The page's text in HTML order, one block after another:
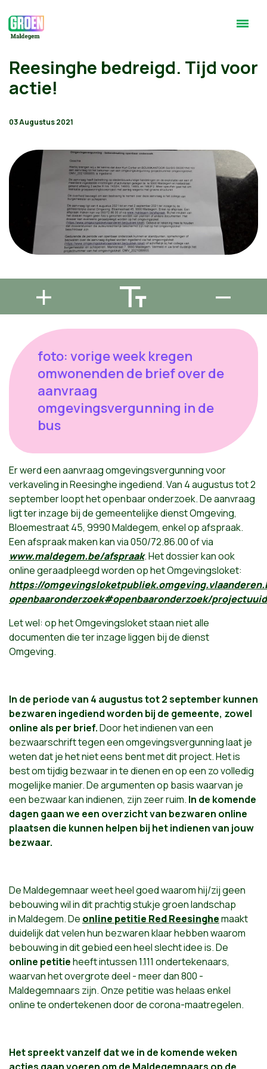
Reesinghe bedreigd. Tijd voor
actie!
03 Augustus 2021
foto: vorige week kregen
omwonenden de brief over de
aanvraag
omgevingsvergunning in de
bus
Er werd een aanvraag omgevingsvergunning voor
verkaveling in Reesinghe ingediend. Van 4 augustus tot 2
september loopt het openbaar onderzoek. De aanvraag
ligt ter inzage bij de gemeentelijke dienst Omgeving,
Bloemestraat 45, 9990 Maldegem, enkel op afspraak.
Een afspraak maken kan via 050/72.86.00 of via
www.maldegem.be/afspraak. Het dossier kan ook
online geraadpleegd worden op het Omgevingsloket:
https://
openbaaronderzoek#openbaaronderzoek/
Let wel: op het Omgevingsloket staan niet alle
documenten die ter inzage liggen bij de dienst
Omgeving.
In de periode van 4 augustus tot 2 september kunnen
bezwaren ingediend worden bij de gemeente, zowel
online als per brief.Door het indienen van een
bezwaarschrift tegen een omgevingsvergunninglaat je
weten dat je het niet eens bent met dit project. Het is
best om tijdig bezwaar in te dienen en op een zo volledig
mogelijke manier. De argumenten op basis waarvan je
een bezwaar kan indienen, zijn zeer ruim. In de komende
dagen gaan we een overzicht van bezwaren online
plaatsen die kunnen helpen bij het indienen van jouw
bezwaar.
De Maldegemnaar weet heel goed waarom hij/zij geen
bebouwing wil in dit prachtig stukje groen landschap
in Maldegem. De online petitie Red Reesinghemaakt
duidelijk dat velen hun bezwaren klaar hebben waarom
bebouwing in dit gebied een heel slecht idee is. De
online petitieheeft intussen 1.111 ondertekenaars,
waarvan het overgrote deel - meer dan 800 -
Maldegemnaars zijn. Onze petitie was helaas enkel
online te ondertekenen door de corona-maatregelen.
Het spreekt vanzelf dat we in de komende weken